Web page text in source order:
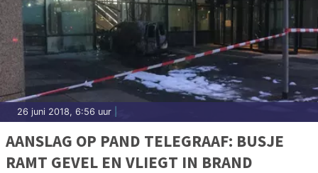
26 juni 2018, 6:56 uur
AANSLAG OP PAND TELEGRAAF: BUSJE
RAMT GEVEL EN VLIEGT IN BRAND